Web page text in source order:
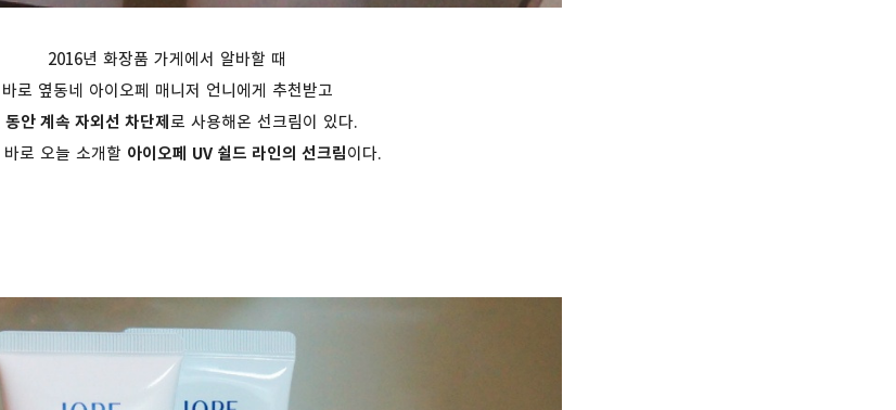
2016년 화장품 가게에서 알바할 때
바로 옆동네 아이오페 매니저 언니에게 추천받고
동안 계속 자외선 차단제로 사용해온 선크림이 있다.
바로 오늘 소개할 아이오페 UV 쉴드 라인의 선크림이다.